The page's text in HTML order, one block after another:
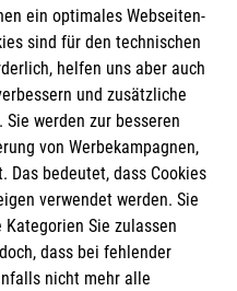
ein optimales Webseiten-
sind für den technischen
helfen uns aber auch
und zusätzliche
werden zur besseren
von Werbekampagnen,
Das bedeutet, dass Cookies
verwendet werden. Sie
Sie zulassen
dass bei fehlender
nicht mehr alle